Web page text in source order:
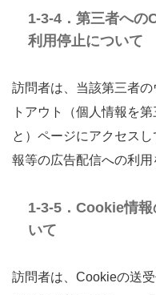
1-3-4．第三者への
利用停止について
訪問者は、当該第三者
トアウト（個人情報を
と）ページにアクセス
報等の広告配信への利用
1-3-5．Cookie情
いて
訪問者は、Cookieの送